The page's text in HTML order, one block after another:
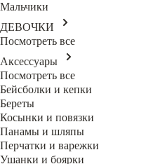
Мальчики
ДЕВОЧКИ
Посмотреть все
Аксессуары
Посмотреть все
Бейсболки и кепки
Береты
Косынки и повязки
Панамы и шляпы
Перчатки и варежки
Ушанки и боярки